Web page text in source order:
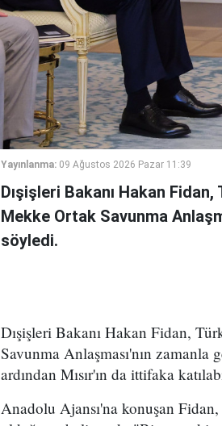
Yayınlanma: 09 Ağustos 2026 Pazar 11:39
Dışişleri Bakanı Hakan
Mekke Ortak Savunma
söyledi.
Dışişleri Bakanı Hakan Fidan,
Savunma Anlaşması'nın
ardından Mısır'ın da ittifaka
Anadolu Ajansı'na konuşan